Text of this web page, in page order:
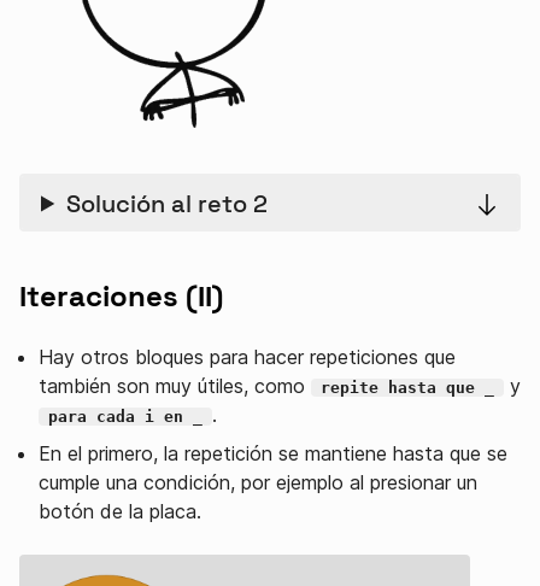
Solución al reto 2
Iteraciones (II)
Hay otros bloques para hacer repeticiones que
también son muy útiles, como
repite hasta que _ y
para cada i en _
.
En el primero, la repetición se mantiene hasta que se
cumple una condición, por ejemplo al presionar un
botón de la placa.